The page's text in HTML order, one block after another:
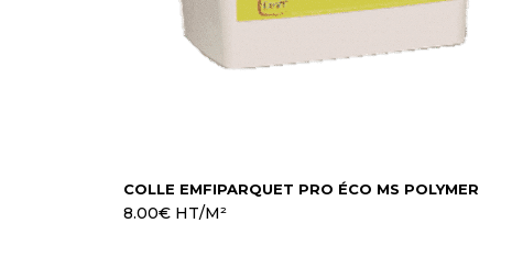
COLLE EMFIPARQUET PRO ÉCO MS POLYMER
8.00€ HT/M²